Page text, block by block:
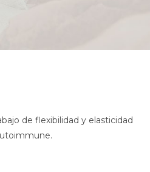
de flexibilidad y elasticidad